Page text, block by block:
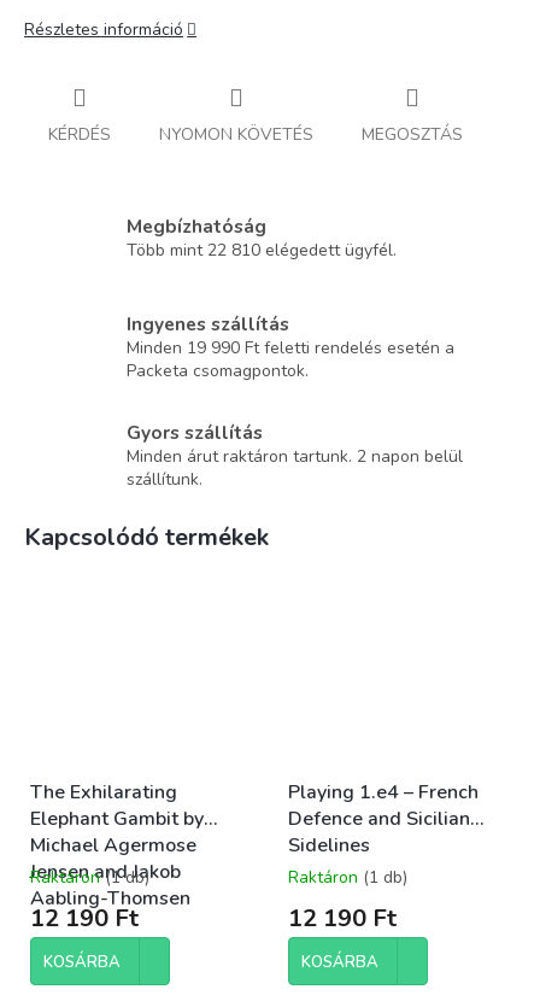
Részletes információ
KÉRDÉS NYOMON KÖVETÉS MEGOSZTÁS
Megbízhatóság
Több mint 22 810 elégedett ügyfél.
Ingyenes szállítás
Minden 19 990 Ft feletti rendelés esetén a
Packeta csomagpontok.
Gyors szállítás
Minden árut raktáron tartunk. 2 napon belül
szállítunk.
Kapcsolódó termékek
The Exhilarating
Elephant Gambit by
Michael Agermose
Jensen and Jakob
Aabling-Thomsen
Raktáron(1 db)
12 190 Ft
KOSÁRBA
Playing 1.e4 – French
Defence and Sicilian
Sidelines
Raktáron (1 db)
12 190 Ft
KOSÁRBA